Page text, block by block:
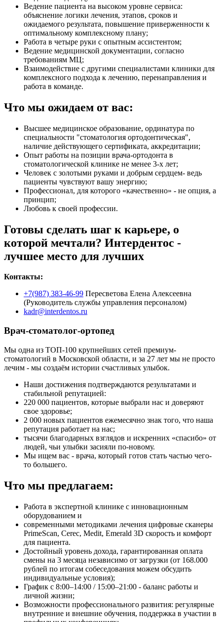
Ведение пациента на высоком уровне сервиса:
объяснение логики лечения, этапов, сроков и
ожидаемого результата, повышение приверженности к
оптимальному комплексному плану;
Работа в четыре руки с опытным ассистентом;
Ведение медицинской документации, согласно
требованиям МЦ;
Взаимодействие с другими специалистами клиники для
комплексного подхода к лечению, перенаправления и
работа в команде.
Что мы ожидаем от вас:
Высшее медицинское образование, ординатура по
специальности "стоматология ортодонтическая",
наличие действующего сертификата, аккредитации;
Опыт работы на позиции врача-ортодонта в
стоматологической клинике не менее 3-х лет;
Человек с золотыми руками и добрым сердцем- ведь
пациенты чувствуют вашу энергию;
Профессионал, для которого «качественно» - не опция, а
принцип;
Любовь к своей профессии.
Готовы сделать шаг к карьере, о
которой мечтали? Интердентос -
лучшее место для лучших
Контакты:
+7(987) 383-46-99 Пересветова Елена Алексеевна
(Руководитель службы управления персоналом)
kadr@interdentos.ru
Врач-стоматолог-ортопед
Мы одна из ТОП-100 крупнейших сетей премиум-
стоматологий в Московской области, и за 27 лет мы не просто
лечим - мы создаём истории счастливых улыбок.
Наши достижения подтверждаются результатами и
стабильной репутацией:
220 000 пациентов, которые выбрали нас и доверяют
свое здоровье;
2 000 новых пациентов ежемесячно знак того, что наша
репутация работает на нас;
тысячи благодарных взглядов и искренних «спасибо» от
людей, чьи улыбки засияли по-новому.
Мы ищем вас - врача, который готов стать частью чего-
то большего.
Что мы предлагаем:
Работа в экспертной клинике с инновационным
оборудованием и
современными методиками лечения цифровые сканеры
PrimeScan, Cerec, Medit, Emerald 3D скорость и комфорт
для пациента.
Достойный уровень дохода, гарантированная оплата
смены на 3 месяца независимо от загрузки (от 168.000
рублей по итогам собеседования можем обсудить
индивидуальные условия);
График с 8:00–14:00 / 15:00–21:00 - баланс работы и
личной жизни;
Возможности профессионального развития: регулярные
внутренние и внешние обучения, поддержка в участии в